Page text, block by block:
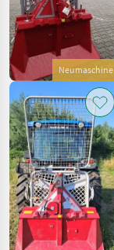
Neumaschine